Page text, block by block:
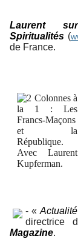
Laurent
Spiritualités (
de France.
- «
directrice
Magazine.